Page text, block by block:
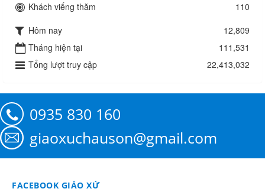
Khách viếng thăm
110
Hôm nay
12,809
Tháng hiện tại
111,531
Tổng lượt truy cập
22,413,032
0935 830 160
giaoxuchauson@gmail.com
FACEBOOK GIÁO XỨ